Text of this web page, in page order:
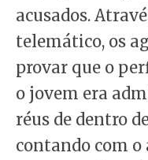
acusados.
telemático, os
provar que o
o jovem era
réus de dentro
contando com o